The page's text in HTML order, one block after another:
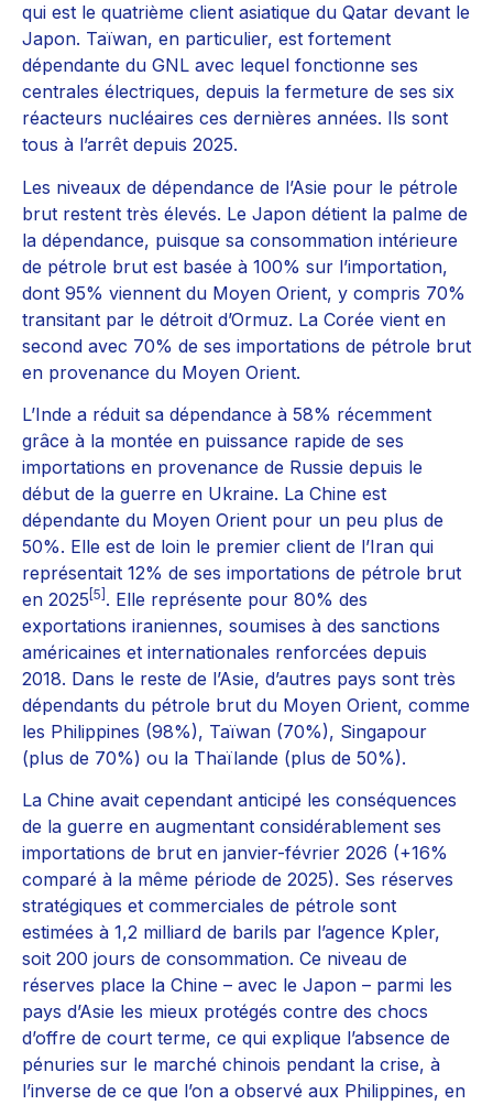
qui est le quatrième client asiatique du Qatar devant le
Japon. Taïwan, en particulier, est fortement
dépendante du GNL avec lequel fonctionne ses
centrales électriques, depuis la fermeture de ses six
réacteurs nucléaires ces dernières années. Ils sont
tous à l’arrêt depuis 2025.
Les niveaux de dépendance de l’Asie pour le pétrole
brut restent très élevés. Le Japon détient la palme de
la dépendance, puisque sa consommation intérieure
de pétrole brut est basée à 100% sur l’importation,
dont 95% viennent du Moyen Orient, y compris 70%
transitant par le détroit d’Ormuz. La Corée vient en
second avec 70% de ses importations de pétrole brut
en provenance du Moyen Orient.
L’Inde a réduit sa dépendance à 58% récemment
grâce à la montée en puissance rapide de ses
importations en provenance de Russie depuis le
début de la guerre en Ukraine. La Chine est
dépendante du Moyen Orient pour un peu plus de
50%. Elle est de loin le premier client de l’Iran qui
représentait 12% de ses importations de pétrole brut
en 2025 [5] . Elle représente pour 80% des
exportations iraniennes, soumises à des sanctions
américaines et internationales renforcées depuis
2018. Dans le reste de l’Asie, d’autres pays sont très
dépendants du pétrole brut du Moyen Orient, comme
les Philippines (98%), Taïwan (70%), Singapour
(plus de 70%) ou la Thaïlande (plus de 50%).
La Chine avait cependant anticipé les conséquences
de la guerre en augmentant considérablement ses
importations de brut en janvier-février 2026 (+16%
comparé à la même période de 2025). Ses réserves
stratégiques et commerciales de pétrole sont
estimées à 1,2 milliard de barils par l’agence Kpler,
soit 200 jours de consommation. Ce niveau de
réserves place la Chine – avec le Japon – parmi les
pays d’Asie les mieux protégés contre des chocs
d’offre de court terme, ce qui explique l’absence de
pénuries sur le marché chinois pendant la crise, à
l’inverse de ce que l’on a observé aux Philippines, en